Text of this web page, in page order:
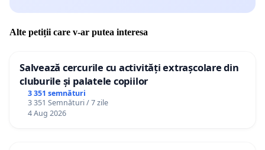
Alte petiții care v-ar putea interesa
Salvează cercurile cu activități extrașcolare din
cluburile și palatele copiilor
3 351 semnături
3 351 Semnături / 7 zile
4 Aug 2026